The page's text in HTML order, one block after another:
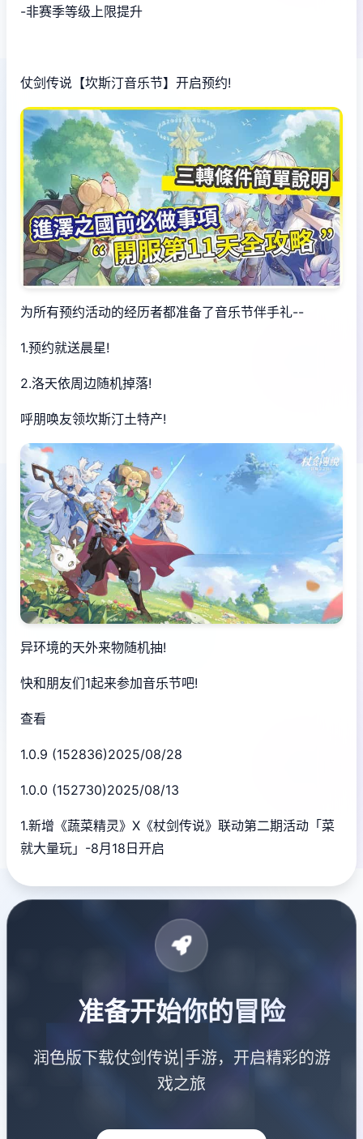
-非赛季等级上限提升
仗剑传说【坎斯汀音乐节】开启预约!
为所有预约活动的经历者都准备了音乐节伴手礼--
1.预约就送晨星!
2.洛天依周边随机掉落!
呼朋唤友领坎斯汀土特产!
异环境的天外来物随机抽!
快和朋友们1起来参加音乐节吧!
查看
1.0.9 (152836)2025/08/28
1.0.0 (152730)2025/08/13
1.新增《蔬菜精灵》X《杖剑传说》联动第二期活动「菜
就大量玩」-8月18日开启
准备开始你的冒险
润色版下载仗剑传说|手游，开启精彩的游
戏之旅